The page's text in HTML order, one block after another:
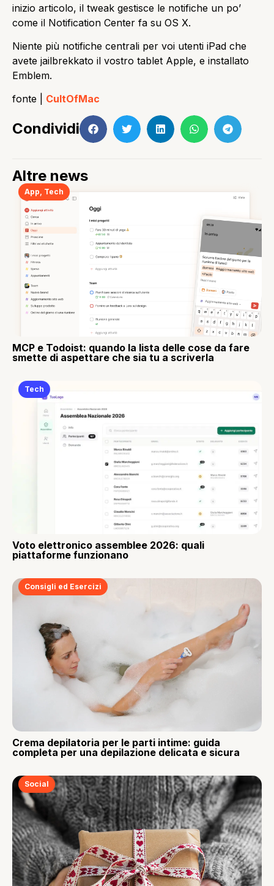
inizio articolo, il tweak gestisce le notifiche un po’
come il Notification Center fa su OS X.
Niente più notifiche centrali per voi utenti iPad che
avete jailbrekkato il vostro tablet Apple, e installato
Emblem.
fonte | CultOfMac
Condividi
Altre news
App Tech
MCP e Todoist: quando la lista delle cose da fare
smette di aspettare che sia tu a scriverla
Tech
Voto elettronico assemblee 2026: quali
piattaforme funzionano
Consigli ed Esercizi
Crema depilatoria per le parti intime: guida
completa per una depilazione delicata e sicura
Social